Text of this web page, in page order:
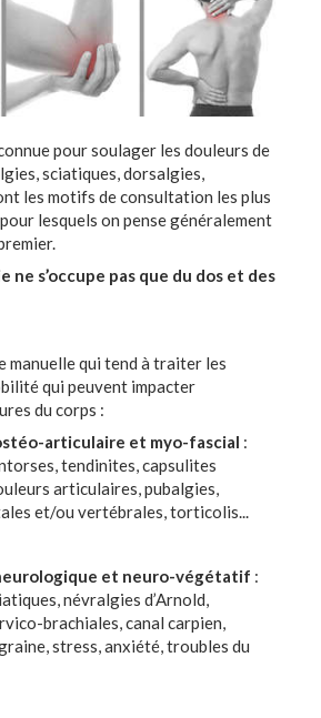
pour soulager les douleurs de
sciatiques, dorsalgies,
les motifs de consultation les plus
lesquels on pense généralement
ne s’occupe pas que du dos et des
manuelle qui tend à traiter les
qui peuvent impacter
du corps :
articulaire et myo-fascial :
tendinites, capsulites
articulaires, pubalgies,
et/ou vertébrales, torticolis...
et neuro-végétatif :
névralgies d’Arnold,
brachiales, canal carpien,
stress, anxiété, troubles du